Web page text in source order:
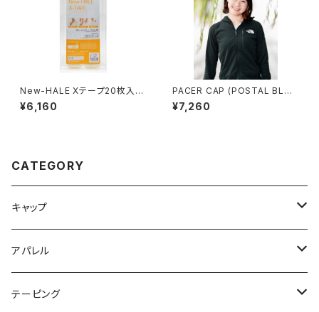
New-HALE Xテープ20枚入
り ホワイト
¥6,160
PACER CAP (POSTAL BLUE
/ DUST GREY / NAVY BLUE)
¥7,260
CATEGORY
キャップ
NIGHT CLUB CAP
CLUB CAP
アパレル
ネックウォーマー
テーピング